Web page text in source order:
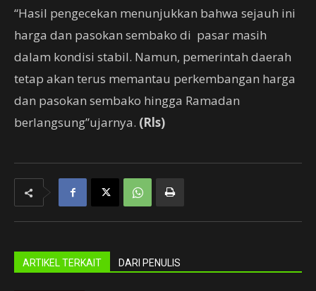
“Hasil pengecekan menunjukkan bahwa sejauh ini
harga dan pasokan sembako di pasar masih
dalam kondisi stabil. Namun, pemerintah daerah
tetap akan terus memantau perkembangan harga
dan pasokan sembako hingga Ramadan
berlangsung”ujarnya. (Rls)
ARTIKEL TERKAIT DARI PENULIS